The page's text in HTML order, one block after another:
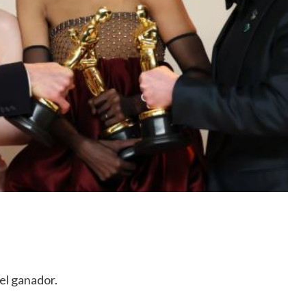
ganador.